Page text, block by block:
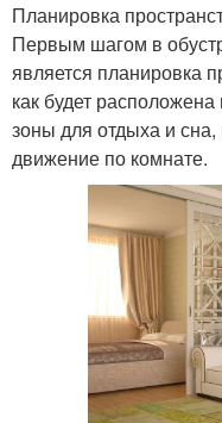
Планировка
Первым шагом в
является планировка
как будет расположена
зоны для отдыха и сна,
движение по комнате.